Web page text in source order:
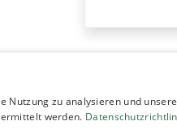
Nutzung zu analysieren und
werden.